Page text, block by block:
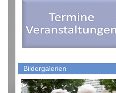
Bildergalerien